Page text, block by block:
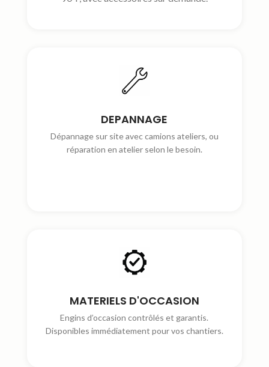
DEPANNAGE
Dépannage sur site avec camions ateliers, ou
réparation en atelier selon le besoin.
MATERIELS D'OCCASION
Engins d’occasion contrôlés et garantis.
Disponibles immédiatement pour vos chantiers.